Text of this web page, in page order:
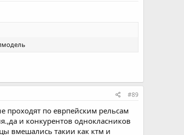
#89
проходят по еврпейским рельсам
и конкурентов однокласников
вмешались такии как ктм и